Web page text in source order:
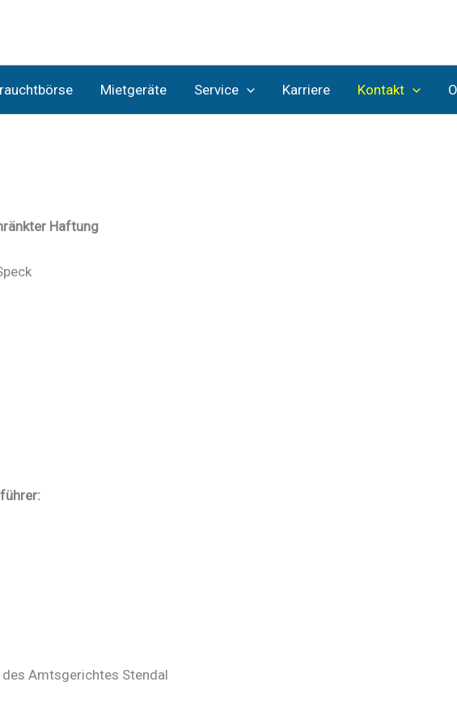
Mietgeräte Service Karriere Kontakt
Haftung
Amtsgerichtes Stendal